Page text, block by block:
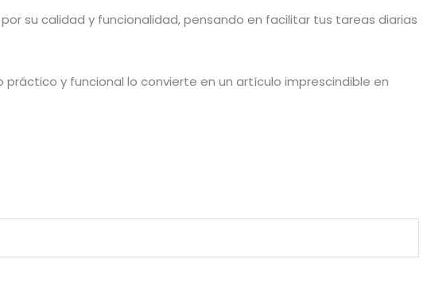
su calidad y funcionalidad, pensando en facilitar tus tareas diarias
y funcional lo convierte en un artículo imprescindible en